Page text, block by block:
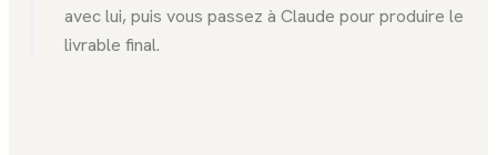
avec lui, puis vous passez à Claude pour produire le
livrable final.